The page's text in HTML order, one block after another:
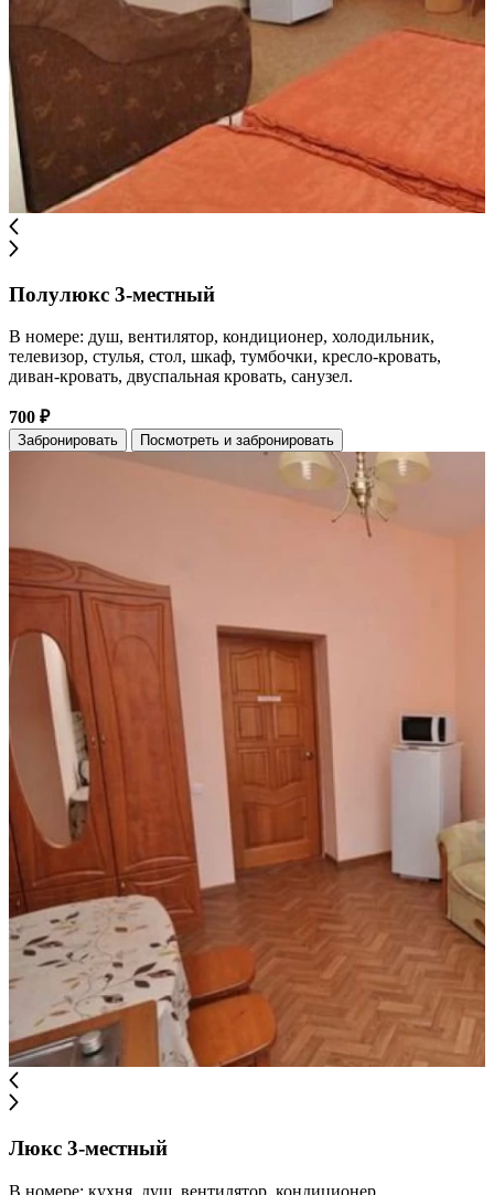
Полулюкс 3-местный
В номере: душ, вентилятор, кондиционер, холодильник,
телевизор, стулья, стол, шкаф, тумбочки, кресло-кровать,
диван-кровать, двуспальная кровать, санузел.
700 ₽
Забронировать Посмотреть и забронировать
Люкс 3-местный
В номере: кухня, душ, вентилятор, кондиционер,